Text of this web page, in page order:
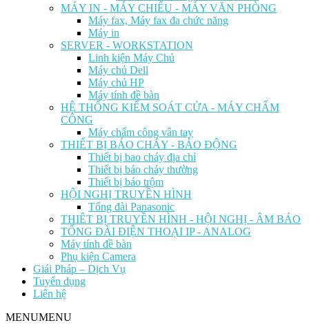
MÁY IN - MÁY CHIẾU - MÁY VĂN PHÒNG
Máy fax, Máy fax đa chức năng
Máy in
SERVER - WORKSTATION
Linh kiện Máy Chủ
Máy chủ Dell
Máy chủ HP
Máy tính đề bàn
HỆ THỐNG KIỂM SOÁT CỬA - MÁY CHẤM
CÔNG
Máy chấm công vân tay
THIẾT BỊ BÁO CHÁY - BÁO ĐỘNG
Thiết bị bao cháy địa chỉ
Thiết bị báo cháy thường
Thiết bị báo trộm
HỘI NGHỊ TRUYỀN HÌNH
Tổng đài Panasonic
THIÊT BỊ TRUYỀN HÌNH - HỘI NGHỊ - ÂM BÁO
TỔNG ĐÀI ĐIỆN THOẠI IP - ANALOG
Máy tính đề bàn
Phụ kiện Camera
Giái Pháp – Dịch Vụ
Tuyển dụng
Liên hệ
MENUMENU